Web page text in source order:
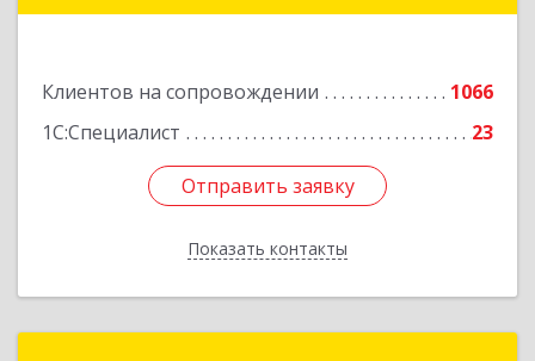
Клиентов на сопровождении
1066
1С:Специалист
23
Отправить заявку
Показать контакты
Отправить заявку
Назад